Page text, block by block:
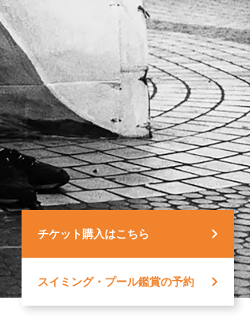
チケット購入はこちら
スイミング・プール鑑賞の予約